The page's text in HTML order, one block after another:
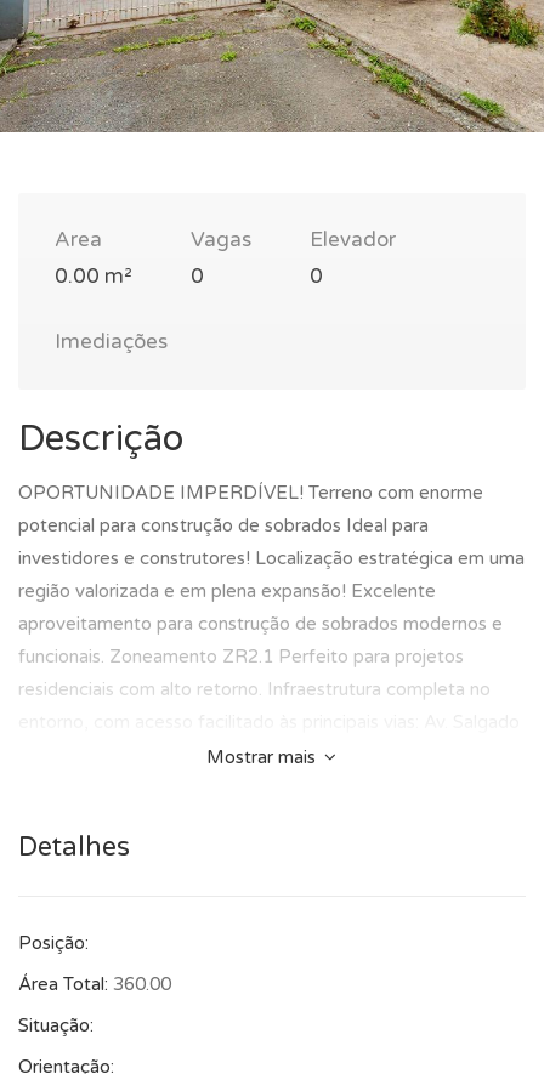
Area
0.00 m²
Vagas
0
Elevador
0
Imediações
Descrição
OPORTUNIDADE IMPERDÍVEL! Terreno com enorme
potencial para construção de sobrados Ideal para
investidores e construtores! Localização estratégica em uma
região valorizada e em plena expansão! Excelente
aproveitamento para construção de sobrados modernos e
funcionais. Zoneamento ZR2.1 Perfeito para projetos
residenciais com alto retorno. Infraestrutura completa no
Filho e Av. das Torres. Comércio, escolas e transporte público
esta oportunidade única!
Mostrar mais
Detalhes
Posição:
Área Total: 360.00
Situação:
Orientação: